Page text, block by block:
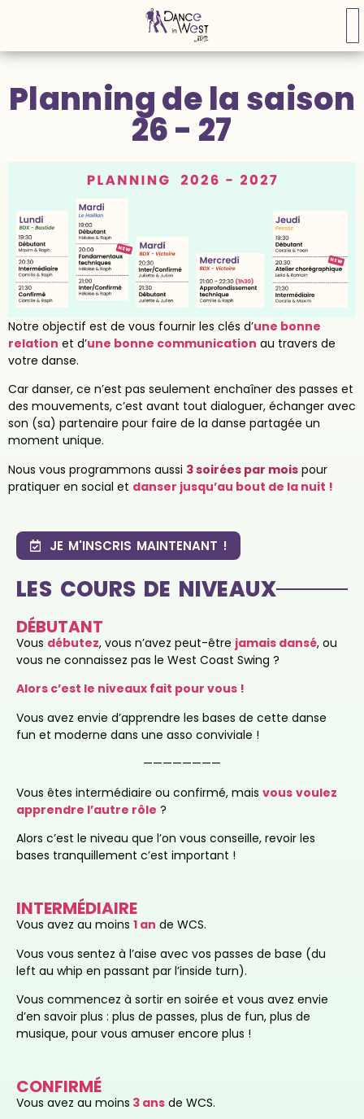
Planning de la saison
26 - 27
Notre objectif est de vous fournir les clés d’une bonne
relation et d’une bonne communication au travers de
votre danse.
Car danser, ce n’est pas seulement enchaîner des passes et
des mouvements, c’est avant tout dialoguer, échanger avec
son (sa) partenaire pour faire de la danse partagée un
moment unique.
Nous vous programmons aussi 3 soirées par mois pour
pratiquer en social et danser jusqu’au bout de la nuit !
JE M'INSCRIS MAINTENANT !
LES COURS DE NIVEAUX
DÉBUTANT
Vous débutez, vous n’avez peut-être jamais dansé, ou
vous ne connaissez pas le West Coast Swing ?
Alors c’est le niveaux fait pour vous !
Vous avez envie d’apprendre les bases de cette danse
fun et moderne dans une asso conviviale !
————————
Vous êtes intermédiaire ou confirmé, mais vous voulez
apprendre l’autre rôle ?
Alors c’est le niveau que l’on vous conseille, revoir les
bases tranquillement c’est important !
INTERMÉDIAIRE
Vous avez au moins 1 an de WCS.
Vous vous sentez à l’aise avec vos passes de base (du
left au whip en passant par l’inside turn).
Vous commencez à sortir en soirée et vous avez envie
d’en savoir plus : plus de passes, plus de fun, plus de
musique, pour vous amuser encore plus !
CONFIRMÉ
Vous avez au moins 3 ans de WCS.